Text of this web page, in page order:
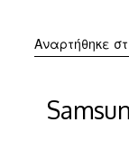
Αναρτήθηκε